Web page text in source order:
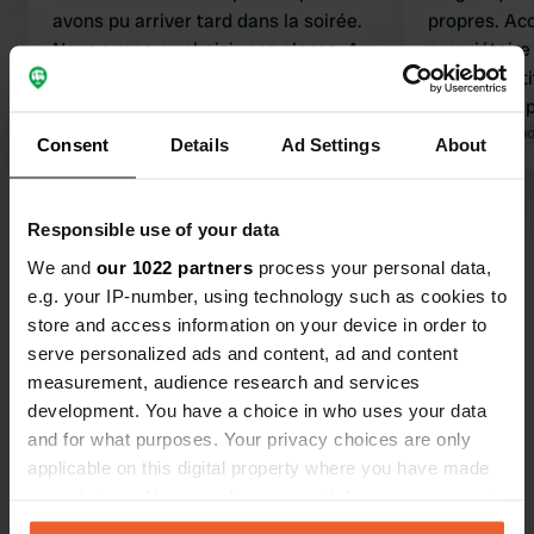
Consent Details Ad Settings About
Responsible use of your data
We and our 1022 partners process your personal data,
e.g. your IP-number, using technology such as cookies to
store and access information on your device in order to
serve personalized ads and content, ad and content
measurement, audience research and services
development. You have a choice in who uses your data
and for what purposes. Your privacy choices are only
applicable on this digital property where you have made
any time from the Cookie Declaration or by clicking on
avons pu arriver tard dans la soirée.
Nous avons pu choisir nos places. Au
était disproportionné.
propres.
propriétaire
Point
la Saale.
Traduit par
Es-tu déjà venu ici ?
Contact
Emplacement